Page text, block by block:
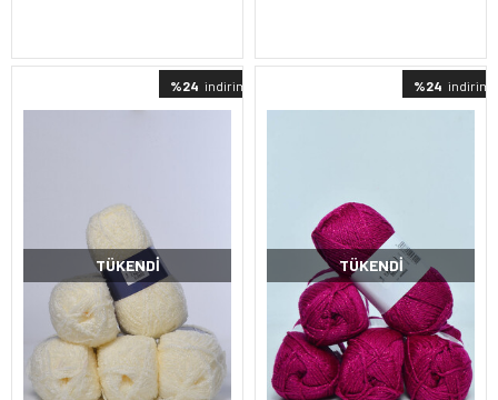
%24 indirimli
TÜKENDI
%24 indirimli
TÜKENDI